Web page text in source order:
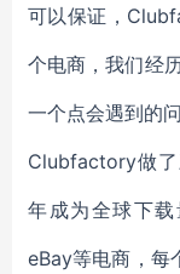
可以保证，
个电商，我们经
一个点会遇到的
Clubfactory做
年成为全球下载
eBay等电商，每